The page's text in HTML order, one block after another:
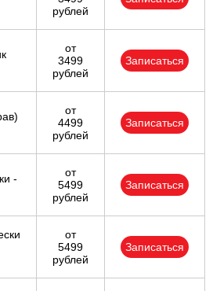
рублей
от
3499
рублей
Записаться
от
4499
рублей
Записаться
-
от
5499
рублей
Записаться
от
5499
рублей
Записаться